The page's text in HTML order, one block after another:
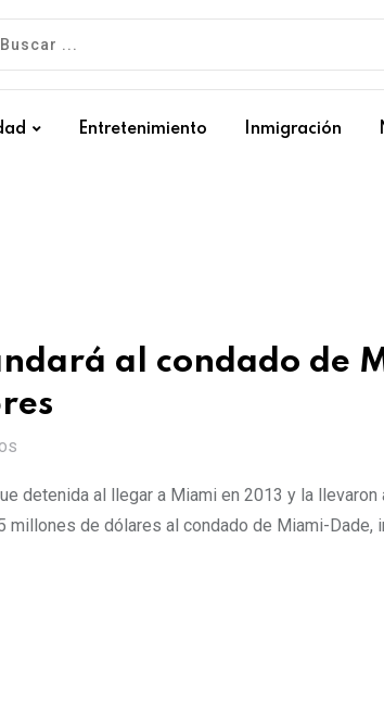
Entretenimiento Inmigración
al condado de
detenida al llegar a Miami en 2013 y la llevaron
de dólares al condado de Miami-Dade,